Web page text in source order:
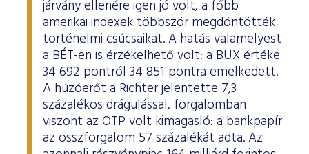
járvány ellenére igen jó volt, a főbb
amerikai indexek többször megdöntötték
történelmi csúcsaikat. A hatás valamelyest
a BÉT-en is érzékelhető volt: a BUX értéke
34 692 pontról 34 851 pontra emelkedett.
A húzóerőt a Richter jelentette 7,3
százalékos drágulással, forgalomban
viszont az OTP volt kimagasló: a bankpapír
az összforgalom 57 százalékát adta. Az